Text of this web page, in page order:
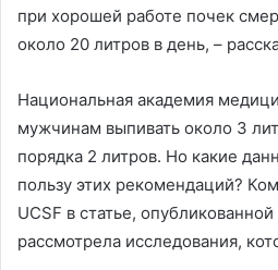
при хорошей работе почек
около 20 литров в день, –
Национальная академия
мужчинам выпивать около 3
порядка 2 литров. Но какие
пользу этих рекомендаций?
UCSF в статье,
рассмотрела исследования,